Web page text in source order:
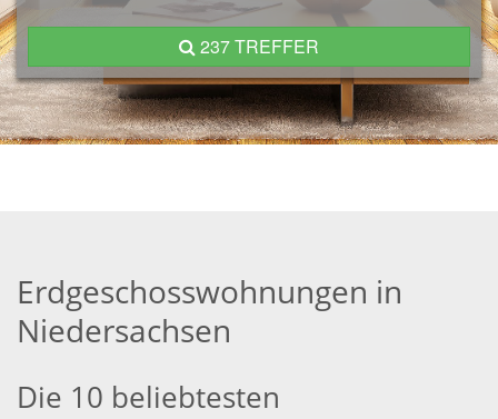
237 TREFFER
Erdgeschosswohnungen in
Niedersachsen
Die 10 beliebtesten